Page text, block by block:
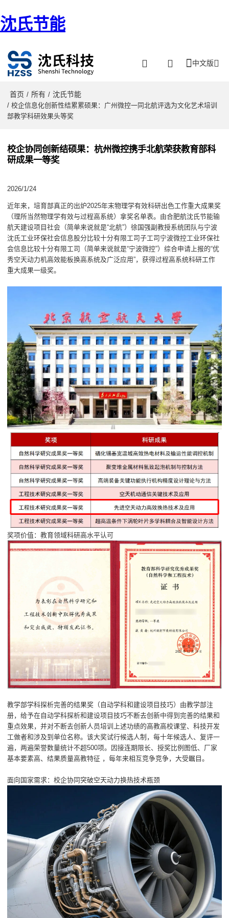
沈氏节能
中文版
首页 / 所有 / 沈氏节能
/ 校企信息化创新性结累累硕果：广州微控一同北航评选为文化艺术培训
部教学科研效果头等奖
校企协同创新结硕果：杭州微控携手北航荣获教育部科
研成果一等奖
2026/1/24
近年来，培育部真正的出炉2025年末物理学有效科研出色工作重大成果奖
（理所当然物理学有效与过程高系统）拿奖名单表。由合肥航沈氏节能输
航天建设项目社会（简单来说就是“北航”）徐国强副教授系统团队与宁波
沈氏工业环保社会信息股分比较十分有限工司子工司宁波微控工业环保社
会信息比较十分有限工司（简单来说就是“宁波微控”）综合申请上报的“优
秀空天动力机高效能板换高系统及广泛应用”，获得过程高系统科研工作
重大成果一级奖。
奖项价值：教育领域科研高水平认可
教学部学科探析完善的结果奖（自动学科和建设项目技巧）由教学部注
册，给予在自动学科探析和建设项目技巧不断去创新中得到完善的结果和
重点效果，并对不断去创新人员培训上述功绩的高教高校课堂、科技开发
工做者和涉及到单位名称。该大奖试行候选人制，每十年候选人、复评一
遍，两遍荣誉数量统计不超500项。因接连期限长、授奖比例图低、厂家
基本要素高、结果质量高教特征 ，每年来相互竞争竞争，大受瞩目。
面向国家需求：校企协同突破空天动力换热技术瓶颈